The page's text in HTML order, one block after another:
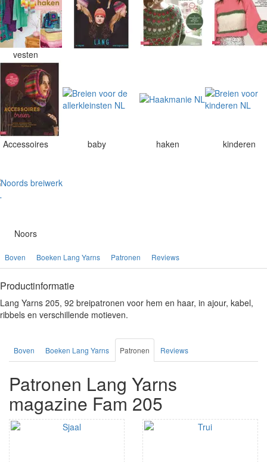
vesten
Accessoires baby haken kinderen
Noors
Boven Boeken Lang Yarns Patronen Reviews
Productinformatie
Lang Yarns 205, 92 breipatronen voor hem en haar, in ajour, kabel,
ribbels en verschillende motieven.
Boven Boeken Lang Yarns Patronen Reviews
Patronen Lang Yarns
magazine Fam 205